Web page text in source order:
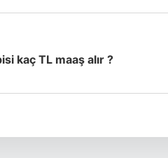
kaç TL maaş alır ?